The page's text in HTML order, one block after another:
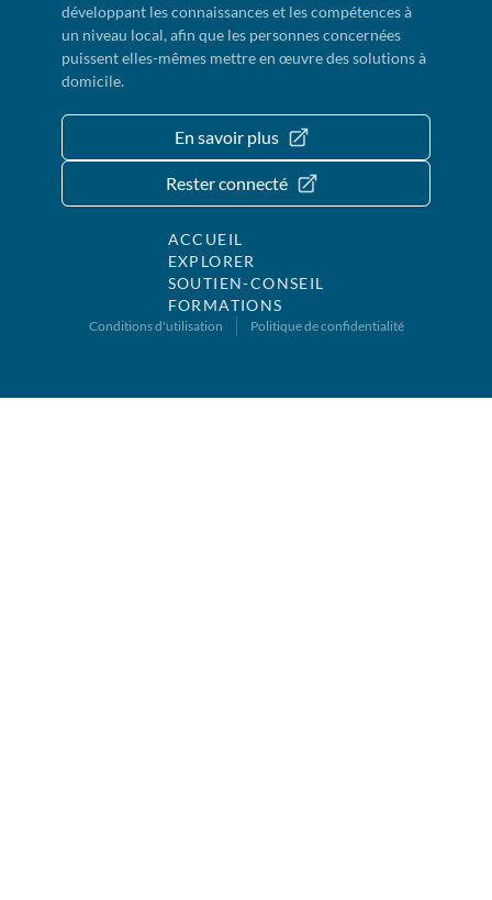
développant les connaissances et les compétences à
un niveau local, afin que les personnes concernées
puissent elles-mêmes mettre en œuvre des solutions à
domicile.
En savoir plus
Rester connecté
ACCUEIL
EXPLORER
SOUTIEN-CONSEIL
FORMATIONS
Conditions d'utilisation Politique de confidentialité